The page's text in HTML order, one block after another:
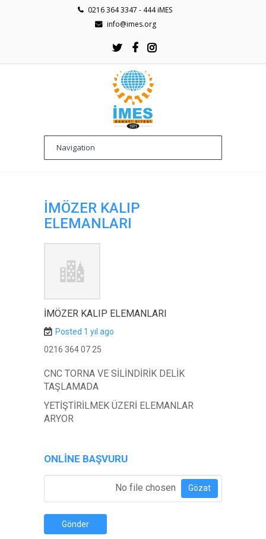
0216 364 3347 - 444 iMES
info@imes.org
İMÖZER KALIP
ELEMANLARI
İMÖZER KALIP ELEMANLARI
Posted 1 yıl ago
0216 364 07 25
CNC TORNA VE SİLİNDİRİK DELİK
TAŞLAMADA
YETİŞTİRİLMEK ÜZERİ ELEMANLAR
ARYOR
ONLINE BAŞVURU
No file chosen Gözat
Gönder